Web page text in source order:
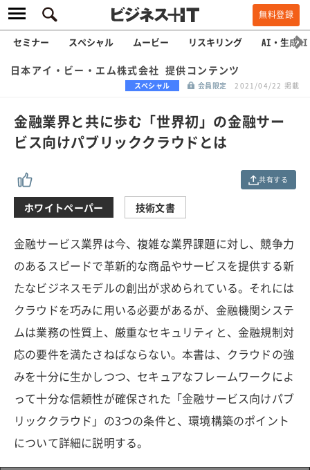
無料登録
セミナー スペシャル ムービー リスキリング AI・生成AI
日本アイ・ビー・エム株式会社 提供コンテンツ
スペシャル 会員限定 2021/04/22 掲載
金融業界と共に歩む「世界初」の金融サー
ビス向けパブリッククラウドとは
共有する
ホワイトペーパー 技術文書
金融サービス業界は今、複雑な業界課題に対し、競争力
のあるスピードで革新的な商品やサービスを提供する新
たなビジネスモデルの創出が求められている。それには
クラウドを巧みに用いる必要があるが、金融機関システ
ムは業務の性質上、厳重なセキュリティと、金融規制対
応の要件を満たさねばならない。本書は、クラウドの強
みを十分に生かしつつ、セキュアなフレームワークによ
って十分な信頼性が確保された「金融サービス向けパブ
リッククラウド」の3つの条件と、環境構築のポイント
について詳細に説明する。